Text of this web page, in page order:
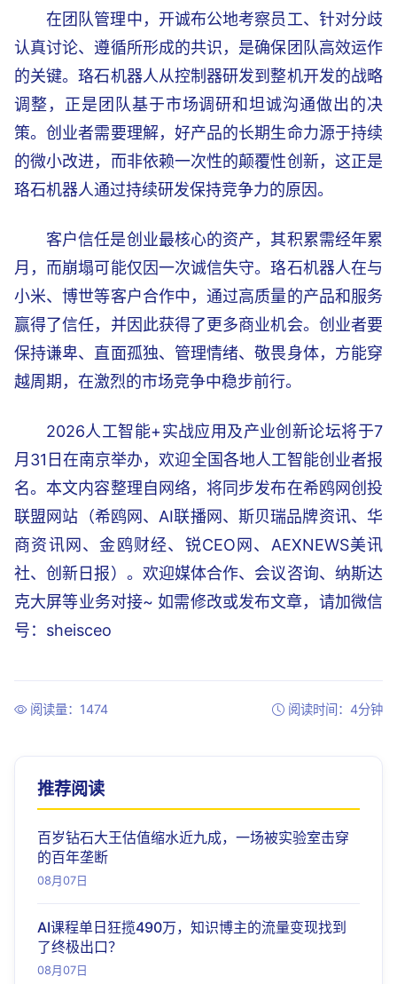
在团队管理中，开诚布公地考察员工、针对分歧
认真讨论、遵循所形成的共识，是确保团队高效运作
的关键。珞石机器人从控制器研发到整机开发的战略
调整，正是团队基于市场调研和坦诚沟通做出的决
策。创业者需要理解，好产品的长期生命力源于持续
的微小改进，而非依赖一次性的颠覆性创新，这正是
珞石机器人通过持续研发保持竞争力的原因。
客户信任是创业最核心的资产，其积累需经年累
月，而崩塌可能仅因一次诚信失守。珞石机器人在与
小米、博世等客户合作中，通过高质量的产品和服务
赢得了信任，并因此获得了更多商业机会。创业者要
保持谦卑、直面孤独、管理情绪、敬畏身体，方能穿
越周期，在激烈的市场竞争中稳步前行。
2026人工智能+实战应用及产业创新论坛将于7
月31日在南京举办，欢迎全国各地人工智能创业者报
名。本文内容整理自网络，将同步发布在希鸥网创投
联盟网站（希鸥网、AI联播网、斯贝瑞品牌资讯、华
商资讯网、金鸥财经、锐CEO网、AEXNEWS美讯
社、创新日报）。欢迎媒体合作、会议咨询、纳斯达
克大屏等业务对接~ 如需修改或发布文章，请加微信
号：sheisceo
阅读量：1474 阅读时间：4分钟
推荐阅读
百岁钻石大王估值缩水近九成，一场被实验室击穿
的百年垄断
08月07日
AI课程单日狂揽490万，知识博主的流量变现找到
了终极出口？
08月07日